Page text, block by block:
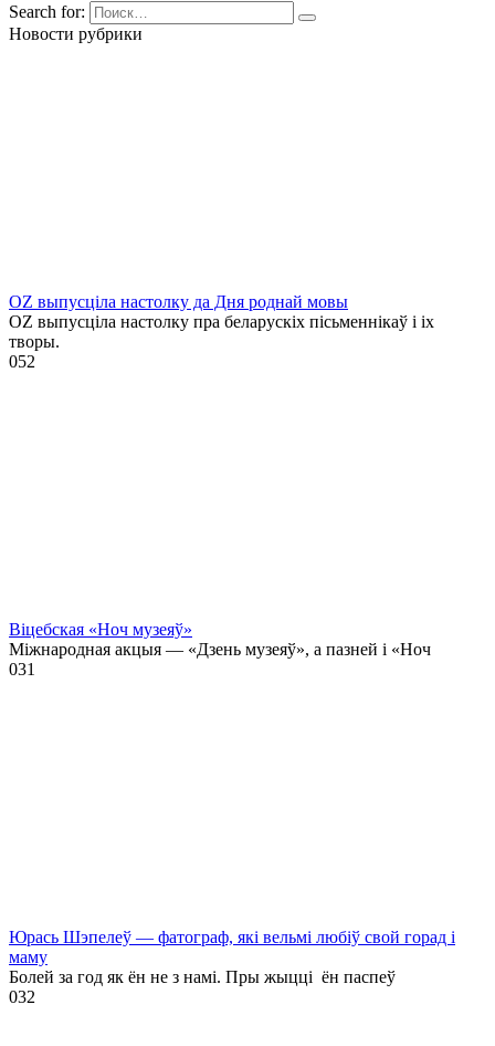
Search for:
Новости рубрики
OZ выпусціла настолку да Дня роднай мовы
OZ выпусціла настолку пра беларускіх пісьменнікаў і іх
творы.
052
Віцебская «Ноч музеяў»
Міжнародная акцыя — «Дзень музеяў», а пазней і «Ноч
031
Юрась Шэпелеў — фатограф, які вельмі любіў свой горад і
маму
Болей за год як ён не з намі. Пры жыцці ён паспеў
032